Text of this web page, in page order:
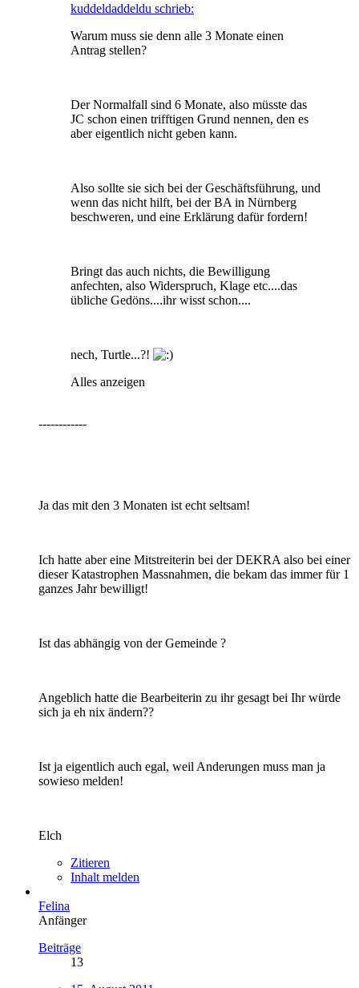
kuddeldaddeldu schrieb:
Warum muss sie denn alle 3 Monate einen
Antrag stellen?
Der Normalfall sind 6 Monate, also müsste das
JC schon einen trifftigen Grund nennen, den es
aber eigentlich nicht geben kann.
Also sollte sie sich bei der Geschäftsführung, und
wenn das nicht hilft, bei der BA in Nürnberg
beschweren, und eine Erklärung dafür fordern!
Bringt das auch nichts, die Bewilligung
anfechten, also Widerspruch, Klage etc....das
übliche Gedöns....ihr wisst schon....
nech, Turtle...?!
Alles anzeigen
------------
Ja das mit den 3 Monaten ist echt seltsam!
Ich hatte aber eine Mitstreiterin bei der DEKRA also bei einer
dieser Katastrophen Massnahmen, die bekam das immer für 1
ganzes Jahr bewilligt!
Ist das abhängig von der Gemeinde ?
Angeblich hatte die Bearbeiterin zu ihr gesagt bei Ihr würde
sich ja eh nix ändern??
Ist ja eigentlich auch egal, weil Anderungen muss man ja
sowieso melden!
Elch
Zitieren
Inhalt melden
Felina
Anfänger
Beiträge
13